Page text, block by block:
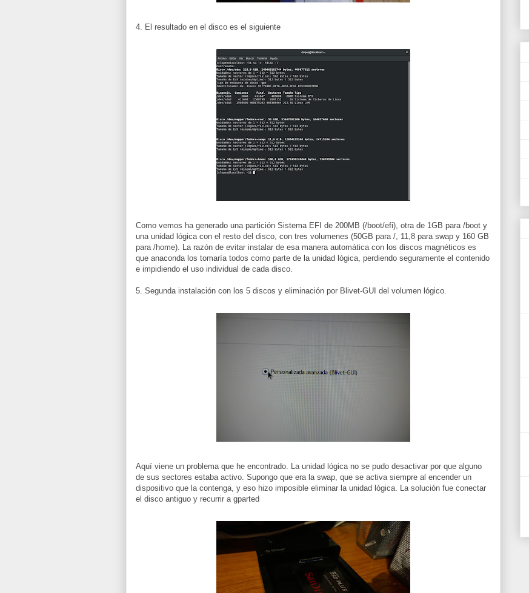
4. El resultado en el disco es el siguiente
Como vemos ha generado una partición Sistema EFI de 200MB (/boot/efi), otra de 1GB para /boot y
una unidad lógica con el resto del disco, con tres volumenes (50GB para /, 11,8 para swap y 160 GB
para /home). La razón de evitar instalar de esa manera automática con los discos magnéticos es
que anaconda los tomaría todos como parte de la unidad lógica, perdiendo seguramente el contenido
e impidiendo el uso individual de cada disco.
5. Segunda instalación con los 5 discos y eliminación por Blivet-GUI del volumen lógico.
Aquí viene un problema que he encontrado. La unidad lógica no se pudo desactivar por que alguno
de sus sectores estaba activo. Supongo que era la swap, que se activa siempre al encender un
dispositivo que la contenga, y eso hizo imposible eliminar la unidad lógica. La solución fue conectar
el disco antiguo y recurrir a gparted